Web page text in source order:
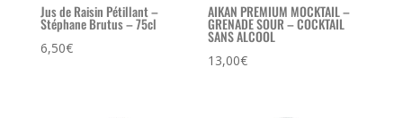
Jus de Raisin Pétillant –
Stéphane Brutus – 75cl
6,50€
AIKAN PREMIUM MOCKTAIL –
GRENADE SOUR – COCKTAIL
SANS ALCOOL
13,00€